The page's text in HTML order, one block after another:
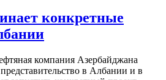
конкретные
компания Азербайджана
в Албании и в